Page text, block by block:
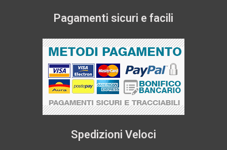
Pagamenti sicuri e facili
Spedizioni Veloci